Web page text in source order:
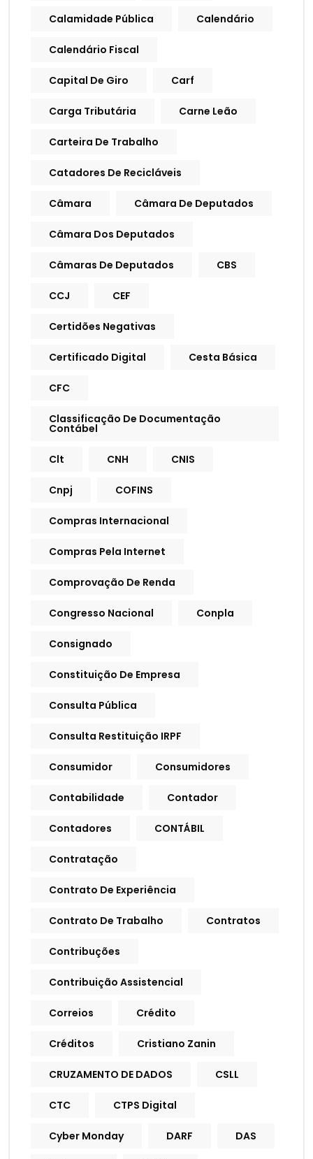
Calamidade Pública Calendário
Calendário Fiscal
Capital De Giro Carf
Carga Tributária Carne Leão
Carteira De Trabalho
Catadores De Recicláveis
Câmara Câmara De Deputados
Câmara Dos Deputados
Câmaras De Deputados CBS
CCJ CEF
Certidões Negativas
Certificado Digital Cesta Básica
CFC
Classificação De Documentação
Contábel
Clt CNH CNIS
Cnpj COFINS
Compras Internacional
Compras Pela Internet
Comprovação De Renda
Congresso Nacional Conpla
Consignado
Constituição De Empresa
Consulta Pública
Consulta Restituição IRPF
Consumidor Consumidores
Contabilidade Contador
Contadores CONTÁBIL
Contratação
Contrato De Experiência
Contrato De Trabalho Contratos
Contribuções
Contribuição Assistencial
Correios Crédito
Créditos Cristiano Zanin
CRUZAMENTO DE DADOS CSLL
CTC CTPS Digital
Cyber Monday DARF DAS